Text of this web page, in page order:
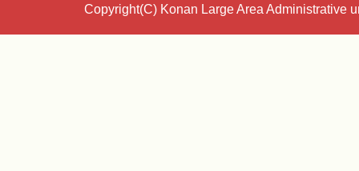
Copyright(C) Konan Large Area Administrative